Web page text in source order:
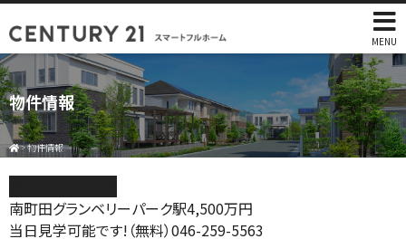
MENU
物件情報
>物件情報
南町田グランベリーパーク駅4,500万円
当日見学可能です!（無料）046-259-5563